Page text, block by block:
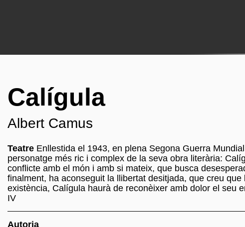
Calígula
Albert Camus
Teatre Enllestida el 1943, en plena Segona Guerra
personatge més ric i complex de la seva obra literària:
conflicte amb el món i amb si mateix, que busca
finalment, ha aconseguit la llibertat desitjada, que creu
existència, Calígula haurà de reconèixer amb dolor el seu
IV
Autoria